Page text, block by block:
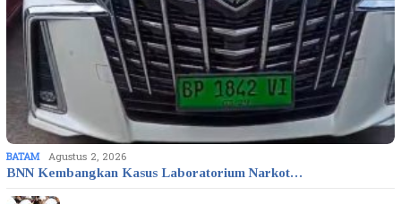
BATAM Agustus 2, 2026
BNN Kembangkan Kasus Laboratorium Narkot…